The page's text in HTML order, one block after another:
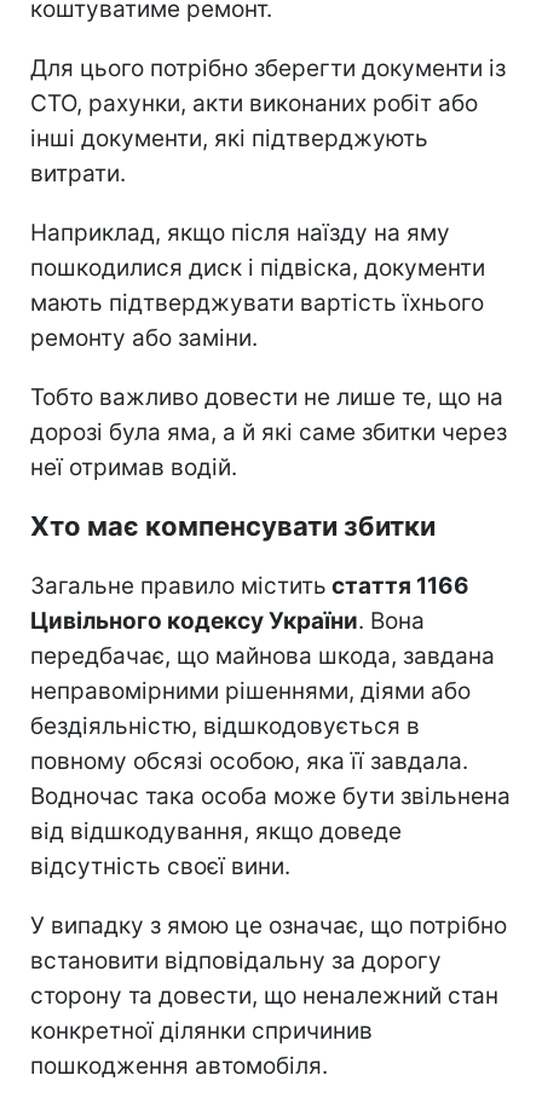
коштуватиме ремонт.
Для цього потрібно зберегти документи із
СТО, рахунки, акти виконаних робіт або
інші документи, які підтверджують
витрати.
Наприклад, якщо після наїзду на яму
пошкодилися диск і підвіска, документи
мають підтверджувати вартість їхнього
ремонту або заміни.
Тобто важливо довести не лише те, що на
дорозі була яма, а й які саме збитки через
неї отримав водій.
Хто має компенсувати збитки
Загальне правило містить стаття 1166
Цивільного кодексу України. Вона
передбачає, що майнова шкода, завдана
неправомірними рішеннями, діями або
бездіяльністю, відшкодовується в
повному обсязі особою, яка її завдала.
Водночас така особа може бути звільнена
від відшкодування, якщо доведе
відсутність своєї вини.
У випадку з ямою це означає, що потрібно
встановити відповідальну за дорогу
сторону та довести, що неналежний стан
конкретної ділянки спричинив
пошкодження автомобіля.